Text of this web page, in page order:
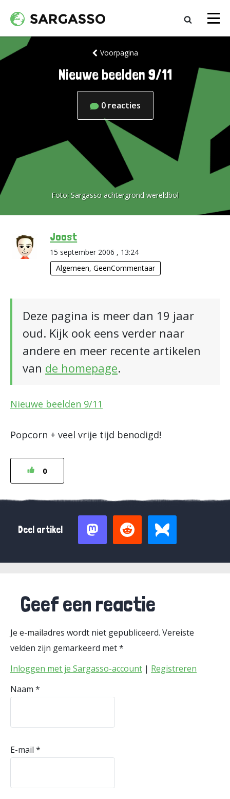
Voorpagina
Nieuwe beelden 9/11
0 reacties
Foto: Sargasso achtergrond wereldbol
Joost
15 september 2006 , 13:24
Algemeen,GeenCommentaar
Deze pagina is meer dan 19 jaar
oud. Kijk ook eens verder naar
andere en meer recente artikelen
van de homepage.
Nieuwe beelden 9/11
Popcorn + veel vrije tijd benodigd!
0
Deel artikel
Geef een reactie
Je e-mailadres wordt niet gepubliceerd. Vereiste
velden zijn gemarkeerd met*
Inloggen met je Sargasso-account | Registreren
Naam *
E-mail *